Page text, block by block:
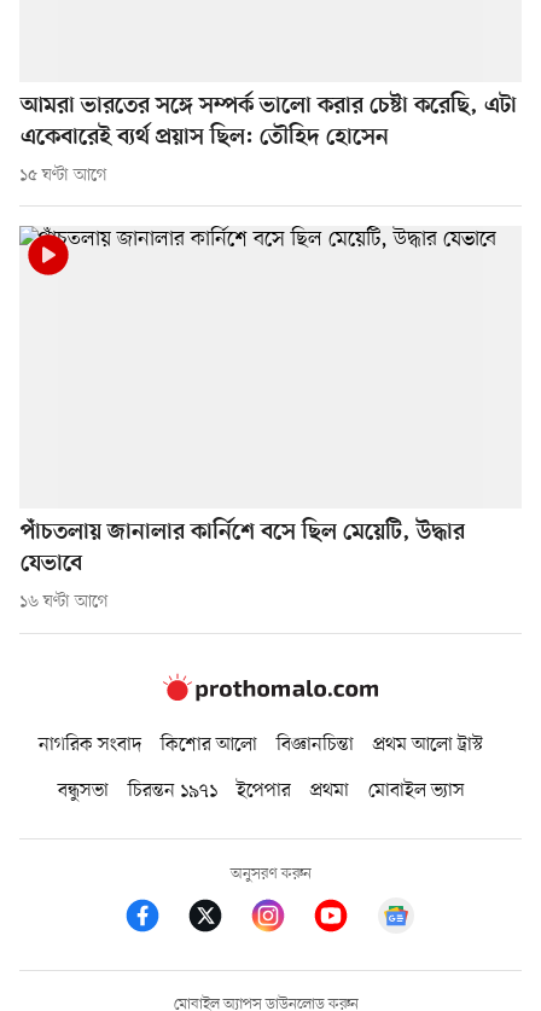
আমরা ভারতের সঙ্গে সম্পর্ক ভালো করার চেষ্টা করেছি, এটা
একেবারেই ব্যর্থ প্রয়াস ছিল: তৌহিদ হোসেন
১৫ ঘণ্টা আগে
পাঁচতলায় জানালার কার্নিশে বসে ছিল মেয়েটি, উদ্ধার
যেভাবে
১৬ ঘণ্টা আগে
নাগরিক সংবাদ কিশোর আলো বিজ্ঞানচিন্তা
প্রথম আলো ট্রাস্ট
বন্ধুসভা
চিরন্তন ১৯৭১ ইপেপার প্রথমা মোবাইল ভ্যাস
অনুসরণ করুন
মোবাইল অ্যাপস ডাউনলোড করুন